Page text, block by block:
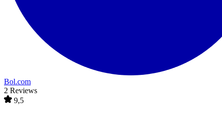
Bol.com
2 Reviews
9,5